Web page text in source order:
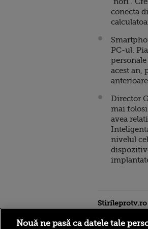
conecta
PC-ul.
acest an,
anterioare
Director
mai
avea
nivelul
Stirileprotv.ro
Nouă ne pasă ca datele tale